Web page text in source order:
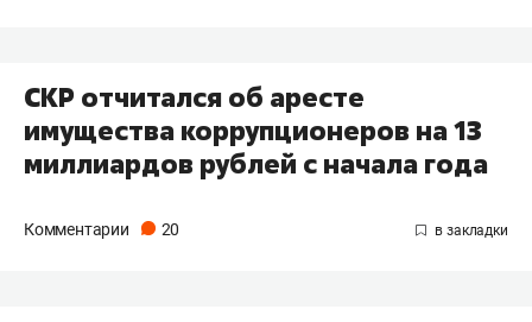
СКР отчитался об аресте
имущества коррупционеров на 13
миллиардов рублей с начала года
Комментарии 20